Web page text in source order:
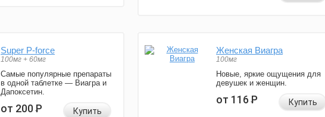
Super P-force
100мг + 60мг
Самые популярные препараты
в одной таблетке — Виагра и
Дапоксетин.
от 200Р Купить
Женская Виагра
100мг
Новые, яркие ощущения для
девушек и женщин.
от 116Р Купить